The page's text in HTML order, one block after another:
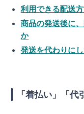
利用できる配送
商品の発送後に
か
発送を代わりに
「着払い」「